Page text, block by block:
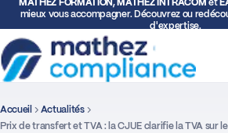
mieux vous accompagner. Découvrez ou
d'expertise.
Accueil
Actualités
Prix de transfert et TVA : la CJUE clarifie la TVA sur